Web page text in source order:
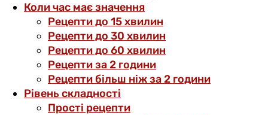
Коли час має значення
Рецепти до 15 хвилин
Рецепти до 30 хвилин
Рецепти до 60 хвилин
Рецепти за 2 години
Рецепти більш ніж за 2 години
Рівень складності
Прості рецепти